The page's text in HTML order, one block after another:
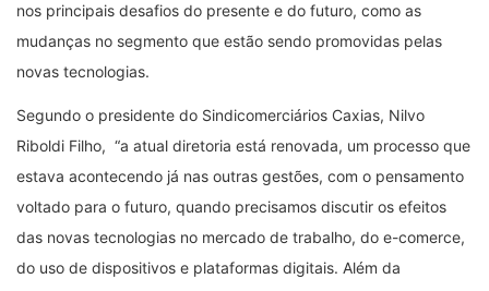
nos principais desafios do presente e do futuro, como as
mudanças no segmento que estão sendo promovidas pelas
novas tecnologias.
Segundo o presidente do Sindicomerciários Caxias, Nilvo
Riboldi Filho, “a atual diretoria está renovada, um processo que
estava acontecendo já nas outras gestões, com o pensamento
voltado para o futuro, quando precisamos discutir os efeitos
das novas tecnologias no mercado de trabalho, do e-comerce,
do uso de dispositivos e plataformas digitais. Além da